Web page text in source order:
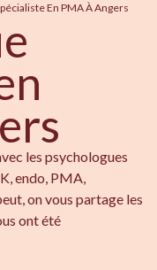
En PMA À Angers
les psychologues
endo, PMA,
on vous partage les
ont été